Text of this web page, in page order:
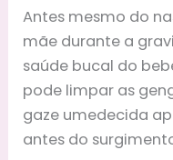
Antes mesmo do
mãe durante a
saúde bucal do
pode limpar as
gaze umedecida
antes do